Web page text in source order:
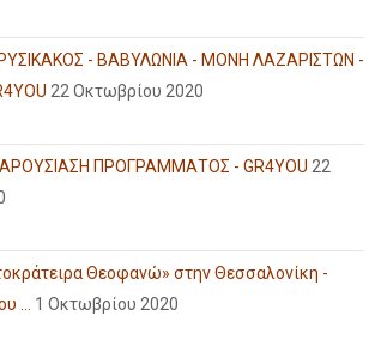
- ΒΑΒΥΛΩΝΙΑ - ΜΟΝΗ ΛΑΖΑΡΙΣΤΩΝ -
22 Οκτωβρίου 2020
ΠΡΟΓΡΑΜΜΑΤΟΣ - GR4YOU 22
Θεοφανώ» στην Θεσσαλονίκη -
...
1 Οκτωβρίου 2020